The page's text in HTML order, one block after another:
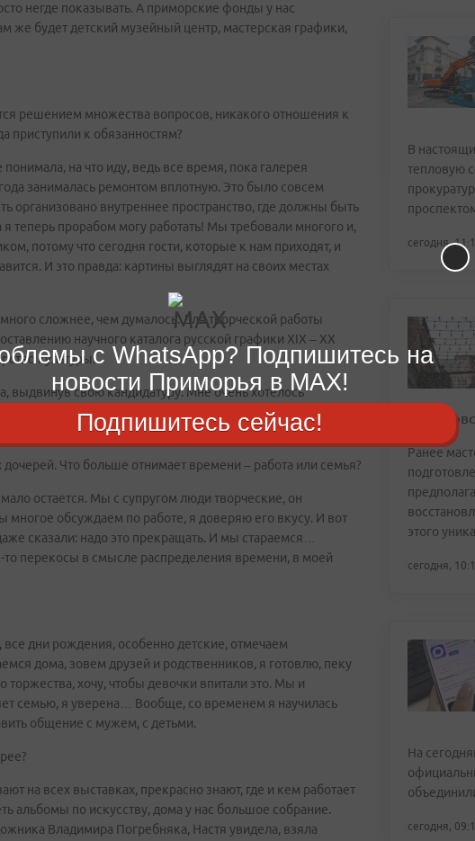
негде показывать. А приморские фонды у нас
же будет детский музейный центр, мастерская графики,
решением множества вопросов, никакого отношения к
приступили к обязанностям?
на что иду, ведь все время, пока галерея
занималась ремонтом вплотную. Это было совсем
организовано внутреннее пространство, где должны быть
теперь прорабом могу работать! Мы требовали многого и,
потому что сегодня гости, которые к нам приходят, и
И это правда: картины выглядят на своих местах
сложнее, чем думалось. Для творческой работы
научного каталога русской графики XIX – XX
культуры.
выдвинув свою кандидатуру. Мне очень хотелось
она достойно смотрелась на фоне других музеев
команда мне помогает.
Что больше отнимает времени – работа или семья?
остается. Мы с супругом люди творческие, он
обсуждаем по работе, я доверяю его вкусу. И вот
сказали: надо это прекращать. И мы стараемся…
то перекосы в смысле распределения времени, в моей
дни рождения, особенно детские, отмечаем
дома, зовем друзей и родственников, я готовлю, пеку
торжества, хочу, чтобы девочки впитали это. Мы и
семью, я уверена… Вообще, со временем я научилась
общение с мужем, с детьми.
на всех выставках, прекрасно знают, где и кем работает
альбомы по искусству, дома у нас большое собрание.
Владимира Погребняка, Настя увидела, взяла
В
тепловую
сегодня,
Ранее
этого
сегодня,
На
сегодня,
с WhatsApp? Подпишитесь на
новости Приморья в MAX!
Подпишитесь сейчас!